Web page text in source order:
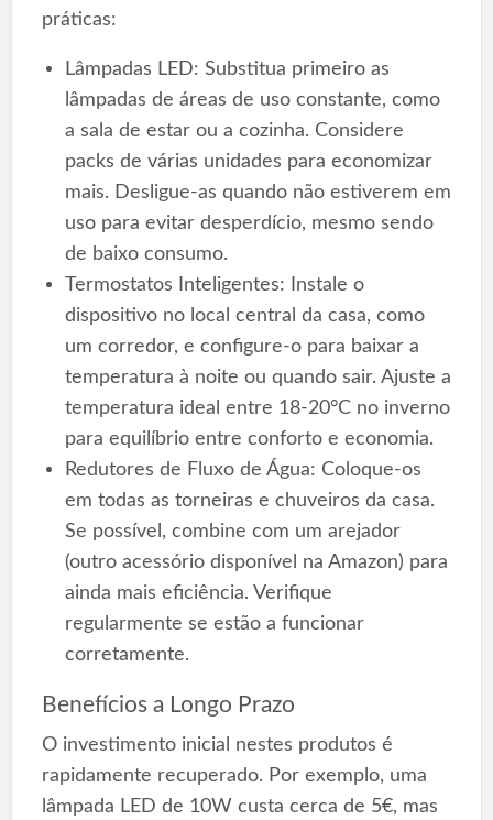
práticas:
Lâmpadas LED: Substitua primeiro as
lâmpadas de áreas de uso constante, como
a sala de estar ou a cozinha. Considere
packs de várias unidades para economizar
mais. Desligue-as quando não estiverem em
uso para evitar desperdício, mesmo sendo
de baixo consumo.
Termostatos Inteligentes: Instale o
dispositivo no local central da casa, como
um corredor, e configure-o para baixar a
temperatura à noite ou quando sair. Ajuste a
temperatura ideal entre 18-20°C no inverno
para equilíbrio entre conforto e economia.
Redutores de Fluxo de Água: Coloque-os
em todas as torneiras e chuveiros da casa.
Se possível, combine com um arejador
(outro acessório disponível na Amazon) para
ainda mais eficiência. Verifique
regularmente se estão a funcionar
corretamente.
Benefícios a Longo Prazo
O investimento inicial nestes produtos é
rapidamente recuperado. Por exemplo, uma
lâmpada LED de 10W custa cerca de 5€, mas